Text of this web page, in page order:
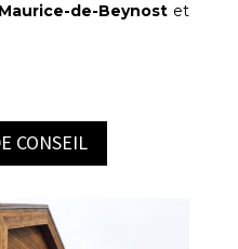
de-Beynost et
CONSEIL